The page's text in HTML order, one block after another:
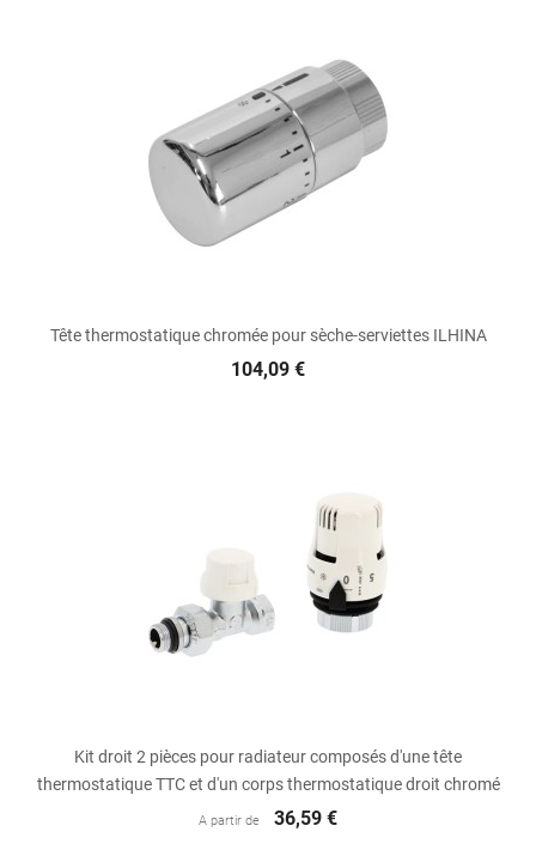
Tête thermostatique chromée pour sèche-serviettes ILHINA
104,09 €
Kit droit 2 pièces pour radiateur composés d'une tête
thermostatique TTC et d'un corps thermostatique droit chromé
A partir de 36,59 €